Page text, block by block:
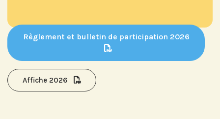
Règlement et bulletin de participation 2026
Affiche 2026